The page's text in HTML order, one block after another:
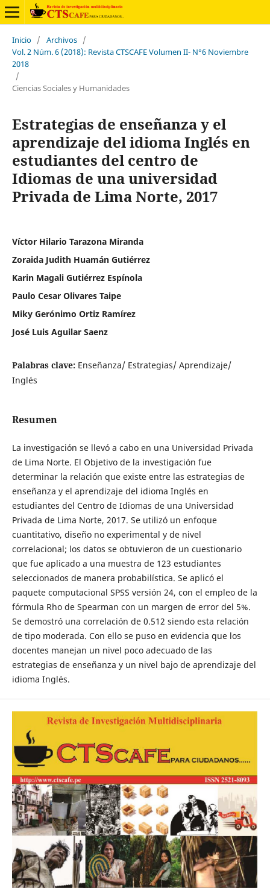
Inicio / Archivos /
Vol. 2 Núm. 6 (2018): Revista CTSCAFE Volumen II- N°6 Noviembre
2018
/
Ciencias Sociales y Humanidades
Estrategias de enseñanza y el
aprendizaje del idioma Inglés en
estudiantes del centro de
Idiomas de una universidad
Privada de Lima Norte, 2017
Víctor Hilario Tarazona Miranda
Zoraida Judith Huamán Gutiérrez
Karin Magali Gutiérrez Espínola
Paulo Cesar Olivares Taipe
Miky Gerónimo Ortiz Ramírez
José Luis Aguilar Saenz
Palabras clave: Enseñanza/ Estrategias/ Aprendizaje/
Inglés
Resumen
La investigación se llevó a cabo en una Universidad Privada
de Lima Norte. El Objetivo de la investigación fue
determinar la relación que existe entre las estrategias de
enseñanza y el aprendizaje del idioma Inglés en
estudiantes del Centro de Idiomas de una Universidad
Privada de Lima Norte, 2017. Se utilizó un enfoque
cuantitativo, diseño no experimental y de nivel
correlacional; los datos se obtuvieron de un cuestionario
que fue aplicado a una muestra de 123 estudiantes
seleccionados de manera probabilística. Se aplicó el
paquete computacional SPSS versión 24, con el empleo de la
fórmula Rho de Spearman con un margen de error del 5%.
Se demostró una correlación de 0.512 siendo esta relación
de tipo moderada. Con ello se puso en evidencia que los
docentes manejan un nivel poco adecuado de las
estrategias de enseñanza y un nivel bajo de aprendizaje del
idioma Inglés.